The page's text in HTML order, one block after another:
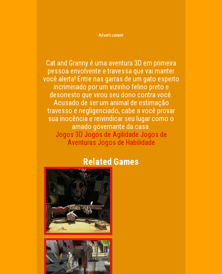
Advertisement
Cat and Granny é uma aventura 3D em primeira
pessoa envolvente e travessa que vai manter
você alerta! Entre nas garras de um gato esperto
incriminado por um vizinho felino preto e
desonesto que virou seu dono contra você.
Acusado de ser um animal de estimação
travesso e negligenciado, cabe a você provar
sua inocência e reivindicar seu lugar como o
amado governante da casa.
Jogos 3D Jogos de Agilidade Jogos de
Aventuras Jogos de Habilidade
Related Games